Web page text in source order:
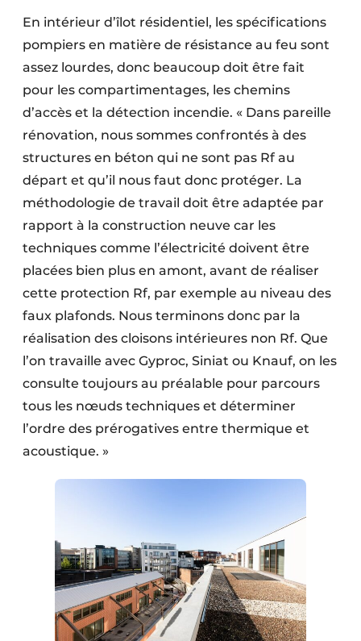
En intérieur d’îlot résidentiel, les spécifications
pompiers en matière de résistance au feu sont
assez lourdes, donc beaucoup doit être fait
pour les compartimentages, les chemins
d’accès et la détection incendie. « Dans pareille
rénovation, nous sommes confrontés à des
structures en béton qui ne sont pas Rf au
départ et qu’il nous faut donc protéger. La
méthodologie de travail doit être adaptée par
rapport à la construction neuve car les
techniques comme l’électricité doivent être
placées bien plus en amont, avant de réaliser
cette protection Rf, par exemple au niveau des
faux plafonds. Nous terminons donc par la
réalisation des cloisons intérieures non Rf. Que
l’on travaille avec Gyproc, Siniat ou Knauf, on les
consulte toujours au préalable pour parcours
tous les nœuds techniques et déterminer
l’ordre des prérogatives entre thermique et
acoustique. »